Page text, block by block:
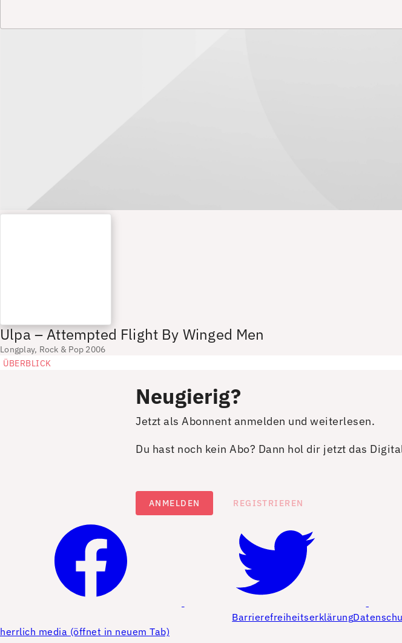
Ulpa – Attempted Flight By Winged Men
Longplay, Rock & Pop 2006
ÜBERBLICK
Neugierig?
Jetzt als Abonnent anmelden und weiterlesen.
Du hast noch kein Abo? Dann hol dir jetzt das
ANMELDEN REGISTRIEREN
Barrierefreiheitserklärung
herrlich media (öffnet in neuem Tab)